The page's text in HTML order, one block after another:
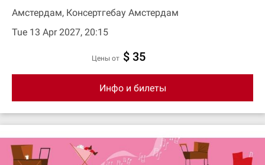
Амстердам, Консертгебау Амстердам
Tue 13 Apr 2027, 20:15
цены от $ 35
Инфо и билеты